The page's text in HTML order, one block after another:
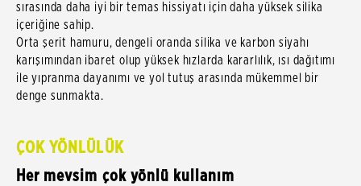
sırasında daha iyi bir temas hissiyatı için daha yüksek silika
içeriğine sahip.
Orta şerit hamuru, dengeli oranda silika ve karbon siyahı
karışımından ibaret olup yüksek hızlarda kararlılık, ısı dağıtımı
ile yıpranma dayanımı ve yol tutuş arasında mükemmel bir
denge sunmakta.
ÇOK YÖNLÜLÜK
Her mevsim çok yönlü kullanım